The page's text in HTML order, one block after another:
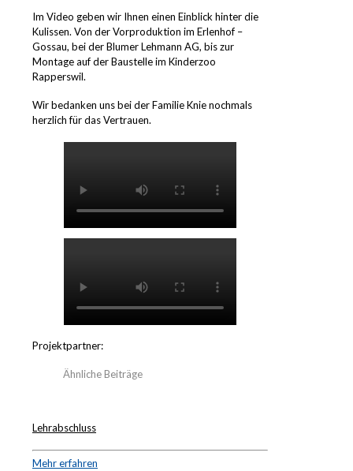
Im Video geben wir Ihnen einen Einblick hinter die
Kulissen. Von der Vorproduktion im Erlenhof –
Gossau, bei der Blumer Lehmann AG, bis zur
Montage auf der Baustelle im Kinderzoo
Rapperswil.
Wir bedanken uns bei der Familie Knie nochmals
herzlich für das Vertrauen.
Projektpartner:
Ähnliche Beiträge
Lehrabschluss
Mehr erfahren